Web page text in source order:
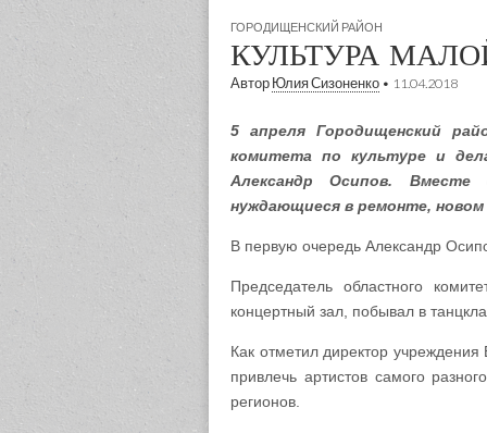
ГОРОДИЩЕНСКИЙ РАЙОН
КУЛЬТУРА
Автор Юлия Сизоненко • 11.04.2018
5 апреля Городищенский
комитета по культуре и
Александр Осипов.
нуждающиеся в ремонте,
В первую очередь Александр
Председатель областного
концертный зал, побывал в
Как отметил директор
привлечь артистов самого
регионов.